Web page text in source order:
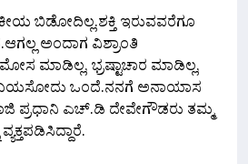
ಬಿಡೋದಿಲ್ಲ.ಶಕ್ತಿ ಇರುವವರೆಗೂ
ಅಂದಾಗ ವಿಶ್ರಾಂತಿ
ಮಾಡಿಲ್ಲ, ಭ್ರಷ್ಟಾಚಾರ ಮಾಡಿಲ್ಲ,
ಬಯಸೋದು ಒಂದೆ.ನನಗೆ ಅನಾಯಾಸ
ಪ್ರಧಾನಿ ಎಚ್.ಡಿ ದೇವೇಗೌಡರು ತಮ್ಮ